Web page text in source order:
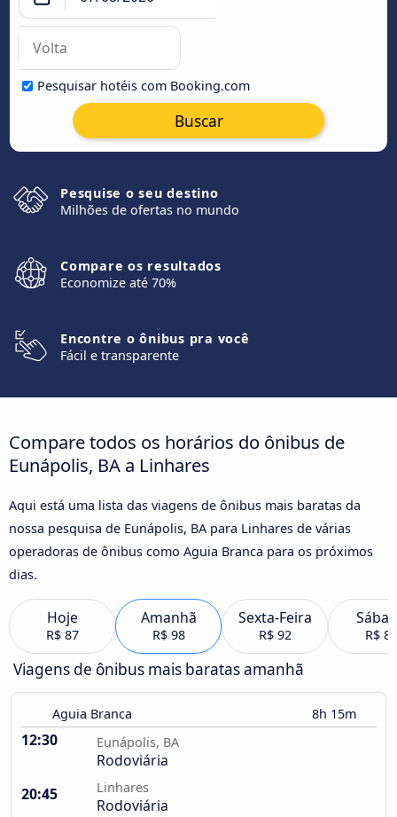
Pesquisar hotéis com Booking.com
Buscar
Pesquise o seu destino
Milhões de ofertas no mundo
Compare os resultados
Economize até 70%
Encontre o ônibus pra você
Fácil e transparente
Compare todos os horários do ônibus de
Eunápolis, BA a Linhares
Aqui está uma lista das viagens de ônibus mais baratas da
nossa pesquisa de Eunápolis, BA para Linhares de várias
operadoras de ônibus como Aguia Branca para os próximos
dias.
Hoje
R$ 87
Amanhã
R$ 98
Sexta-Feira
R$ 92 R$ 87
Viagens de ônibus mais baratas amanhã
Aguia Branca 8h 15m
12:30 Eunápolis, BA
Rodoviária
20:45
Linhares
Rodoviária